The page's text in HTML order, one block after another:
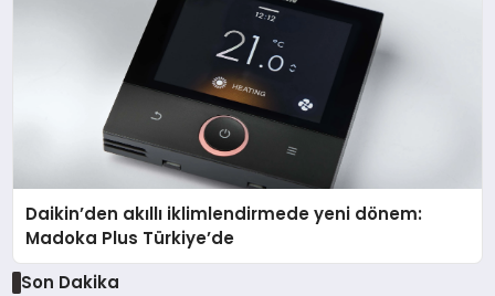
Daikin’den akıllı iklimlendirmede yeni dönem:
Madoka Plus Türkiye’de
Son Dakika